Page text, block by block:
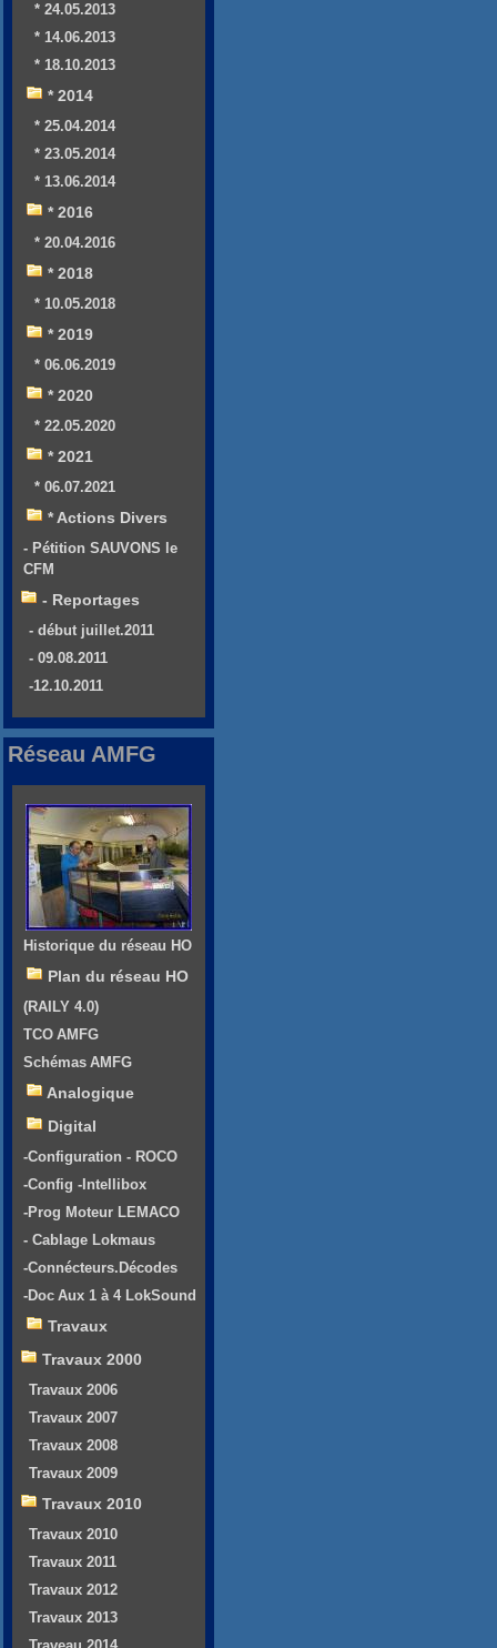
* 24.05.2013
* 14.06.2013
* 18.10.2013
* 2014
* 25.04.2014
* 23.05.2014
* 13.06.2014
* 2016
* 20.04.2016
* 2018
* 10.05.2018
* 2019
* 06.06.2019
* 2020
* 22.05.2020
* 2021
* 06.07.2021
* Actions Divers
- Pétition SAUVONS le
CFM
- Reportages
- début juillet.2011
- 09.08.2011
-12.10.2011
Réseau AMFG
Historique du réseau HO
Plan du réseau HO
(RAILY 4.0)
TCO AMFG
Schémas AMFG
Analogique
Digital
-Configuration - ROCO
-Config -Intellibox
-Prog Moteur LEMACO
- Cablage Lokmaus
-Connécteurs.Décodes
-Doc Aux 1 à 4 LokSound
Travaux
Travaux 2000
Travaux 2006
Travaux 2007
Travaux 2008
Travaux 2009
Travaux 2010
Travaux 2010
Travaux 2011
Travaux 2012
Travaux 2013